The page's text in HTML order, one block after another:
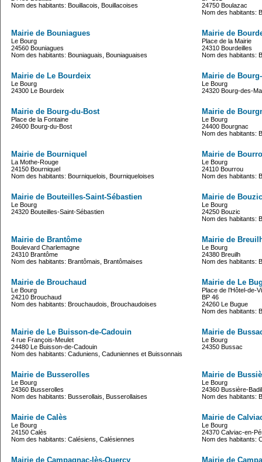
Nom des habitants: Bouillacois, Bouillacoises
24750 Boulazac
Nom des habitants:
Mairie de Bouniagues
Le Bourg
24560 Bouniagues
Nom des habitants: Bouniaguais, Bouniaguaises
Mairie de
Place de la Mairie
24310 Bourdeilles
Nom des habitants:
Mairie de Le Bourdeix
Le Bourg
24300 Le Bourdeix
Mairie de
Le Bourg
24320 Bourg-des-
Mairie de Bourg-du-Bost
Place de la Fontaine
24600 Bourg-du-Bost
Mairie de
Le Bourg
24400 Bourgnac
Nom des habitants:
Mairie de Bourniquel
La Mothe-Rouge
24150 Bourniquel
Nom des habitants: Bourniquelois, Bourniqueloises
Mairie de
Le Bourg
24110 Bourrou
Nom des habitants:
Mairie de Bouteilles-Saint-Sébastien
Le Bourg
24320 Bouteilles-Saint-Sébastien
Mairie de Bouzic
Le Bourg
24250 Bouzic
Nom des habitants:
Mairie de Brantôme
Boulevard Charlemagne
24310 Brantôme
Nom des habitants: Brantômais, Brantômaises
Mairie de
Le Bourg
24380 Breuilh
Nom des habitants:
Mairie de Brouchaud
Le Bourg
24210 Brouchaud
Nom des habitants: Brouchaudois, Brouchaudoises
Mairie de Le
Place de l’Hôtel-de-
BP 46
24260 Le Bugue
Nom des habitants:
Mairie de Le Buisson-de-Cadouin
4 rue François-Meulet
24480 Le Buisson-de-Cadouin
Nom des habitants: Caduniens, Caduniennes et Buissonnais
Mairie de
Le Bourg
24350 Bussac
Mairie de Busserolles
Le Bourg
24360 Busserolles
Nom des habitants: Busserollais, Busserollaises
Mairie de
Le Bourg
24360 Bussière-Badil
Nom des habitants:
Mairie de Calès
Le Bourg
24150 Calès
Nom des habitants: Calésiens, Calésiennes
Mairie de
Le Bourg
24370 Calviac-en-
Nom des habitants:
Mairie de Campagnac-lès-Quercy Mairie de